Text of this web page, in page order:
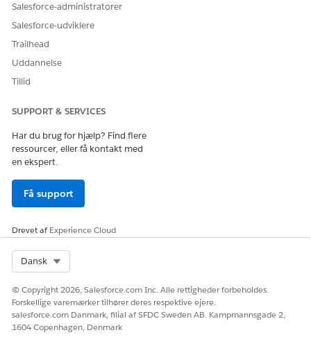
Salesforce-administratorer
Salesforce-udviklere
Trailhead
Uddannelse
Tillid
SUPPORT & SERVICES
Har du brug for hjælp? Find flere
ressourcer, eller få kontakt med
en ekspert.
Få support
Drevet afExperience Cloud
Dansk
© Copyright 2026, Salesforce.com Inc. Alle rettigheder forbeholdes.
Forskellige varemærker tilhører deres respektive ejere.
salesforce.com Danmark, filial af SFDC Sweden AB. Kampmannsgade 2,
1604 Copenhagen, Denmark